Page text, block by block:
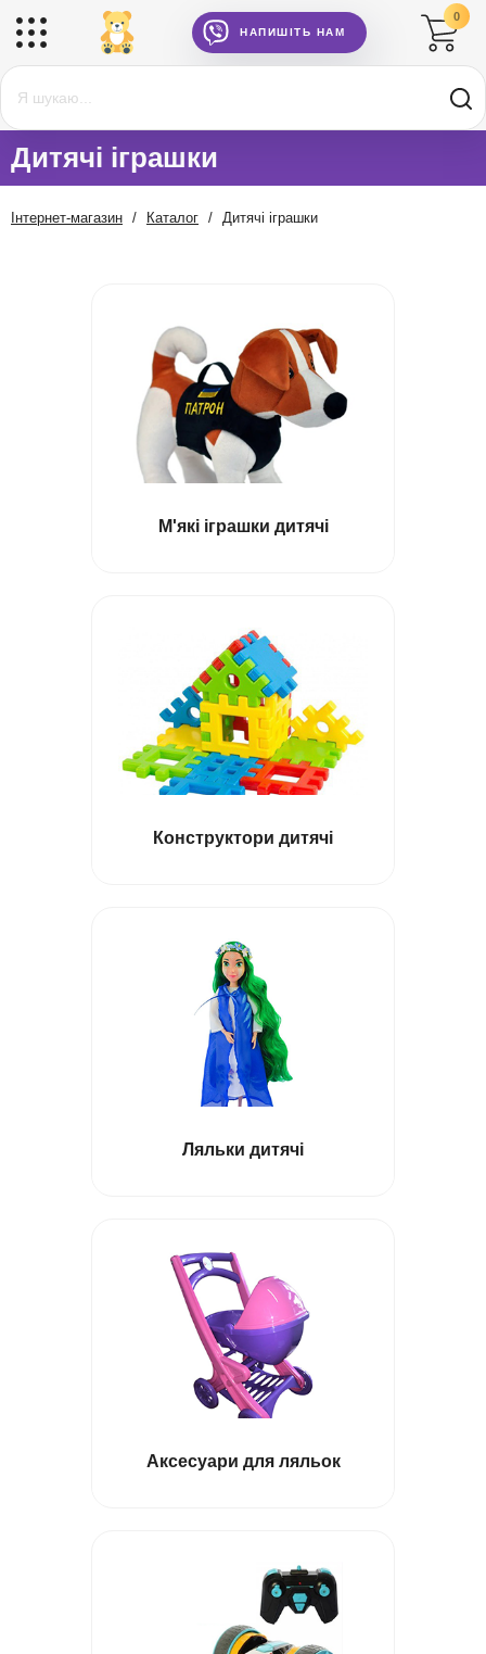
НАПИШІТЬ НАМ
0
Дитячі іграшки
Інтернет-магазин / Каталог / Дитячі іграшки
М'які іграшки дитячі
Конструктори дитячі
Конструктори танки
Ляльки дитячі
Великі ляльки
Аксесуари для ляльок
Трактори на радіокеруванні
Машинки на радіокеруванні